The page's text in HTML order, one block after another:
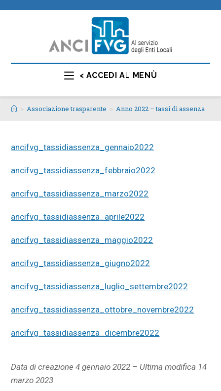
< ACCEDI AL MENÙ
> Associazione trasparente > Anno 2022 – tassi di assenza
ancifvg_tassidiassenza_gennaio2022
ancifvg_tassidiassenza_febbraio2022
ancifvg_tassidiassenza_marzo2022
ancifvg_tassidiassenza_aprile2022
ancifvg_tassidiassenza_maggio2022
ancifvg_tassidiassenza_giugno2022
ancifvg_tassidiassenza_luglio_settembre2022
ancifvg_tassidiassenza_ottobre_novembre2022
ancifvg_tassidiassenza_dicembre2022
Data di creazione 4 gennaio 2022 – Ultima modifica 14
marzo 2023